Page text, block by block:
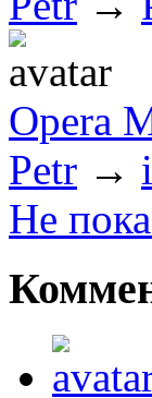
Opera
Petr →
Не